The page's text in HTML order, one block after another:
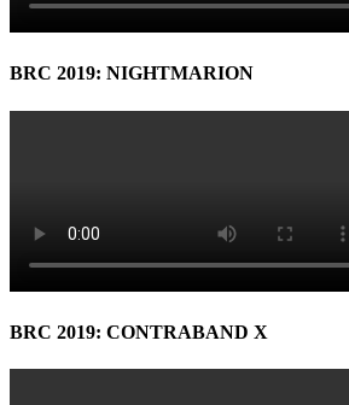
BRC 2019: NIGHTMARION
BRC 2019: CONTRABAND X